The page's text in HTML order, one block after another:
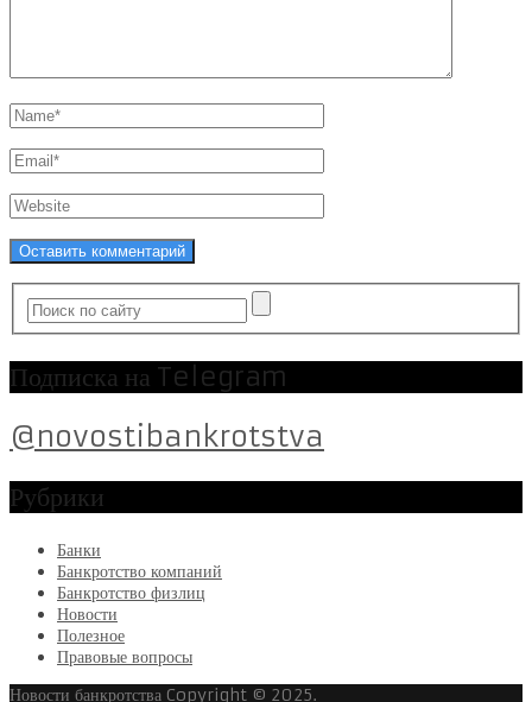
Подписка на Telegram
@novostibankrotstva
Рубрики
Банки
Банкротство компаний
Банкротство физлиц
Новости
Полезное
Правовые вопросы
Новости банкротства Copyright © 2025.